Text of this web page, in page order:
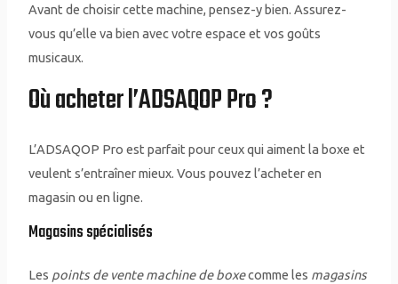
Avant de choisir cette machine, pensez-y bien. Assurez-
vous qu’elle va bien avec votre espace et vos goûts
musicaux.
Où acheter l’ADSAQOP Pro ?
L’ADSAQOP Pro est parfait pour ceux qui aiment la boxe et
veulent s’entraîner mieux. Vous pouvez l’acheter en
magasin ou en ligne.
Magasins spécialisés
Les points de vente machine de boxecomme les magasins